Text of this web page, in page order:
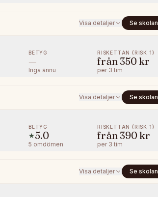
Visa detaljer Se skolan
BETYG
—
Inga ännu
RISKETTAN (RISK 1)
från 350 kr
per 3 tim
Visa detaljer Se skolan
BETYG
★5.0
5 omdömen
RISKETTAN (RISK 1)
från 390 kr
per 3 tim
Visa detaljer Se skolan